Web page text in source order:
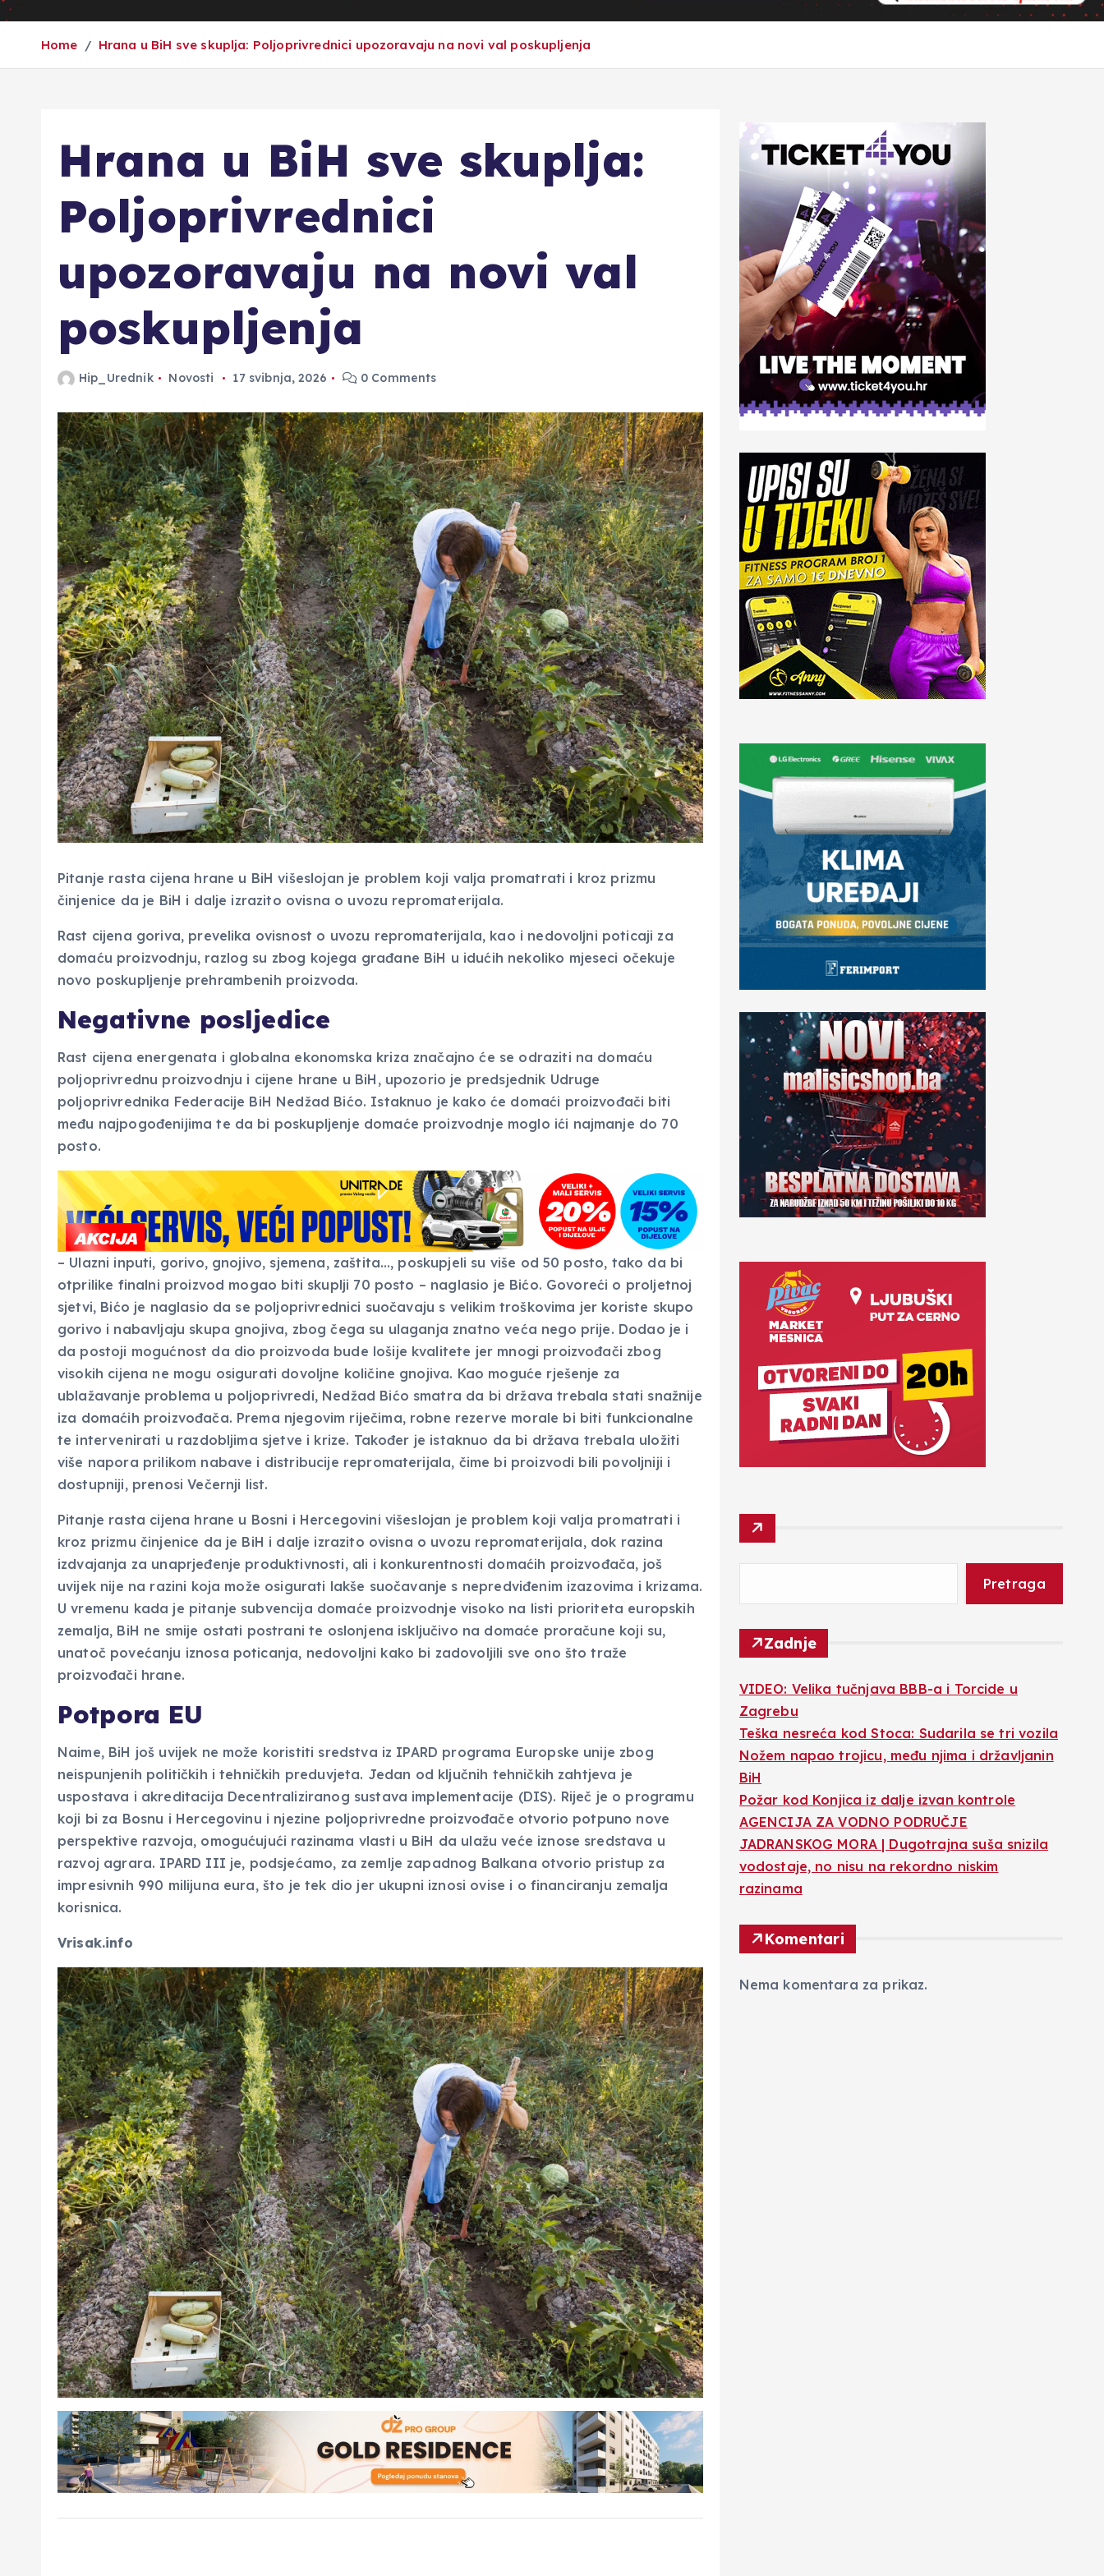
Home Hrana u BiH sve skuplja: Poljoprivrednici upozoravaju na novi val poskupljenja
Hrana u BiH sve skuplja:
Poljoprivrednici
upozoravaju na novi val
poskupljenja
Hip_Urednik Novosti 17 svibnja, 2026 0 Comments
Pitanje rasta cijena hrane u BiH višeslojan je problem koji valja promatrati i kroz prizmu
činjenice da je BiH i dalje izrazito ovisna o uvozu repromaterijala.
Rast cijena goriva, prevelika ovisnost o uvozu repromaterijala, kao i nedovoljni poticaji za
domaću proizvodnju, razlog su zbog kojega građane BiH u idućih nekoliko mjeseci očekuje
novo poskupljenje prehrambenih proizvoda.
Negativne posljedice
Rast cijena energenata i globalna ekonomska kriza značajno će se odraziti na domaću
poljoprivrednu proizvodnju i cijene hrane u BiH, upozorio je predsjednik Udruge
poljoprivrednika Federacije BiH Nedžad Bićo. Istaknuo je kako će domaći proizvođači biti
među najpogođenijima te da bi poskupljenje domaće proizvodnje moglo ići najmanje do 70
posto.
– Ulazni inputi, gorivo, gnojivo, sjemena, zaštita…, poskupjeli su više od 50 posto, tako da bi
otprilike finalni proizvod mogao biti skuplji 70 posto – naglasio je Bićo. Govoreći o proljetnoj
sjetvi, Bićo je naglasio da se poljoprivrednici suočavaju s velikim troškovima jer koriste skupo
gorivo i nabavljaju skupa gnojiva, zbog čega su ulaganja znatno veća nego prije. Dodao je i
da postoji mogućnost da dio proizvoda bude lošije kvalitete jer mnogi proizvođači zbog
visokih cijena ne mogu osigurati dovoljne količine gnojiva. Kao moguće rješenje za
ublažavanje problema u poljoprivredi, Nedžad Bićo smatra da bi država trebala stati snažnije
iza domaćih proizvođača. Prema njegovim riječima, robne rezerve morale bi biti funkcionalne
te intervenirati u razdobljima sjetve i krize. Također je istaknuo da bi država trebala uložiti
više napora prilikom nabave i distribucije repromaterijala, čime bi proizvodi bili povoljniji i
dostupniji, prenosi Večernji list.
Pitanje rasta cijena hrane u Bosni i Hercegovini višeslojan je problem koji valja promatrati i
kroz prizmu činjenice da je BiH i dalje izrazito ovisna o uvozu repromaterijala, dok razina
izdvajanja za unaprjeđenje produktivnosti, ali i konkurentnosti domaćih proizvođača, još
uvijek nije na razini koja može osigurati lakše suočavanje s nepredviđenim izazovima i krizama.
U vremenu kada je pitanje subvencija domaće proizvodnje visoko na listi prioriteta europskih
zemalja, BiH ne smije ostati postrani te oslonjena isključivo na domaće proračune koji su,
unatoč povećanju iznosa poticanja, nedovoljni kako bi zadovoljili sve ono što traže
proizvođači hrane.
Potpora EU
Naime, BiH još uvijek ne može koristiti sredstva iz IPARD programa Europske unije zbog
neispunjenih političkih i tehničkih preduvjeta. Jedan od ključnih tehničkih zahtjeva je
uspostava i akreditacija Decentraliziranog sustava implementacije (DIS). Riječ je o programu
koji bi za Bosnu i Hercegovinu i njezine poljoprivredne proizvođače otvorio potpuno nove
perspektive razvoja, omogućujući razinama vlasti u BiH da ulažu veće iznose sredstava u
razvoj agrara. IPARD III je, podsjećamo, za zemlje zapadnog Balkana otvorio pristup za
impresivnih 990 milijuna eura, što je tek dio jer ukupni iznosi ovise i o financiranju zemalja
korisnica.
Vrisak.info
Pretraga
Zadnje
VIDEO: Velika tučnjava BBB-a i Torcide u
Zagrebu
Teška nesreća kod Stoca: Sudarila se tri vozila
Nožem napao trojicu, među njima i državljanin
BiH
Požar kod Konjica iz dalje izvan kontrole
AGENCIJA ZA VODNO PODRUČJE
JADRANSKOG MORA | Dugotrajna suša snizila
vodostaje, no nisu na rekordno niskim
razinama
Komentari
Nema komentara za prikaz.